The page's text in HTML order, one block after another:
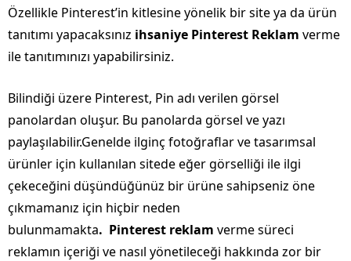
Özellikle Pinterest’in kitlesine yönelik bir site ya da ürün
tanıtımı yapacaksınız ihsaniye Pinterest Reklam verme
ile tanıtımınızı yapabilirsiniz.
Bilindiği üzere Pinterest, Pin adı verilen görsel
panolardan oluşur. Bu panolarda görsel ve yazı
paylaşılabilir.Genelde ilginç fotoğraflar ve tasarımsal
ürünler için kullanılan sitede eğer görselliği ile ilgi
çekeceğini düşündüğünüz bir ürüne sahipseniz öne
çıkmamanız için hiçbir neden
bulunmamakta. Pinterest reklam verme süreci
reklamın içeriği ve nasıl yönetileceği hakkında zor bir